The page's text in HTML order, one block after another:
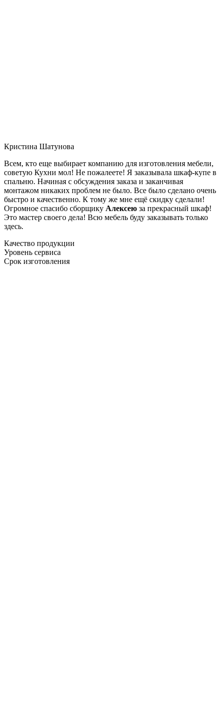
Кристина Шатунова
Всем, кто еще выбирает компанию для изготовления мебели,
советую Кухни мол! Не пожалеете! Я заказывала шкаф-купе в
спальню. Начиная с обсуждения заказа и заканчивая
монтажом никаких проблем не было. Все было сделано очень
быстро и качественно. К тому же мне ещё скидку сделали!
Огромное спасибо сборщику Алексею за прекрасный шкаф!
Это мастер своего дела! Всю мебель буду заказывать только
здесь.
Качество продукции
Уровень сервиса
Срок изготовления